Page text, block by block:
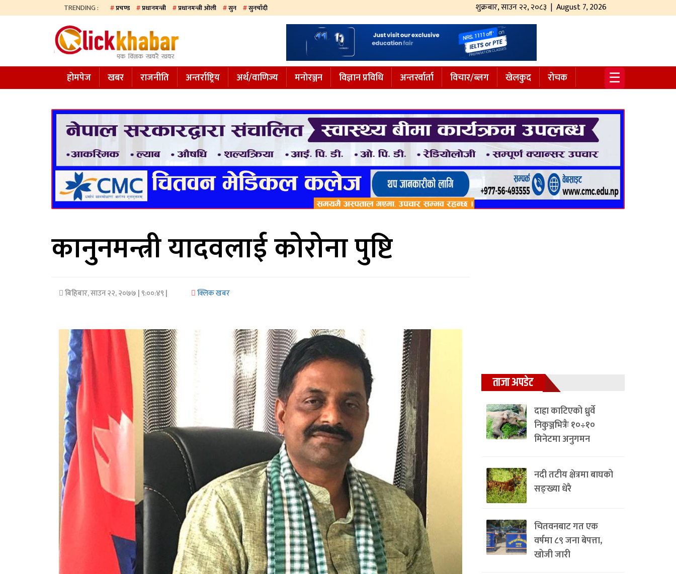
TRENDING : प्रचण्ड प्रधानमन्त्री प्रधानमन्त्री ओली सुन सुनचाँदी शुक्रबार,साउन२२,२०८३ | August 7, 2026
खबर
समाज
☰
होमपेज खबर राजनीति अन्तर्राष्ट्रिय अर्थ/वाणिज्य मनाेरञ्जन विज्ञान प्रविधि अन्तरर्वार्ता विचार/ब्लग खेलकुद
रोचक
कानुनमन्त्री यादवलाई कोरोना पुष्टि
बिहिबार, साउन २२, २०७७ | ९:००:४९ | क्लिक खबर
ताजा अपडेट
दाह्रा काटिएको ध्रुर्वे
निकुञ्जभित्रैः १०÷१०
मिनेटमा अनुगमन
नदी तटीय क्षेत्रमा बाघको
सङ्ख्या धेरै
चितवनबाट गत एक
वर्षमा ८९ जना बेपत्ता,
खोजी जारी